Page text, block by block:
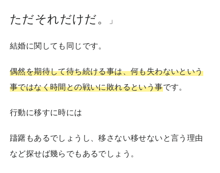
ただそれだけだ。
」
結婚に関しても同じです。
偶然を期待して待ち続ける事は、何も失わないという
事ではなく時間との戦いに敗れるという事です。
行動に移すに時には
躊躇もあるでしょうし、移さない移せないと言う理由
など探せば幾らでもあるでしょう。